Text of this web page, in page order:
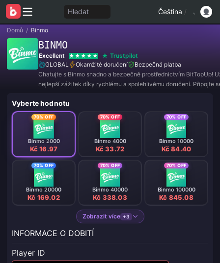
Hledat Čeština /
Domů / Binmo
BINMO
Excellent
Trustpilot
GLOBAL
Okamžité doručení
Bezpečná platba
Chatujte s Binmo snadno a bezpečně prostřednictvím BitTopUp!
nejlepší zážitek díky rychlému a spolehlivému doručení. Připojte
Vyberte hodnotu
70% OFF
Binmo 2000
Kč 16.97
70% OFF
Binmo 4000
Kč 33.72
70% OFF
Binmo 10000
Kč 84.40
70% OFF
Binmo 20000
Kč 169.02
70% OFF
Binmo 40000
Kč 338.03
70% OFF
Binmo 100000
Kč 845.08
Zobrazit více +3
INFORMACE O DOBITÍ
Player ID